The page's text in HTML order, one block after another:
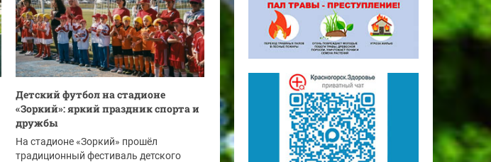
Детский футбол на стадионе
«Зоркий»: яркий праздник спорта и
дружбы
На стадионе «Зоркий» прошёл
традиционный фестиваль детского